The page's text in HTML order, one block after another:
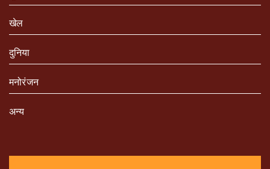
खेल
दुनिया
मनोरंजन
अन्य